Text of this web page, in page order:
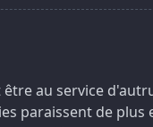
au service
paraissent de